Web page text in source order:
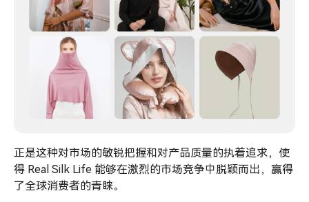
正是这种对市场的敏锐把握和对产品质量的执着追求，使
得 Real Silk Life 能够在激烈的市场竞争中脱颖而出，赢得
了全球消费者的青睐。